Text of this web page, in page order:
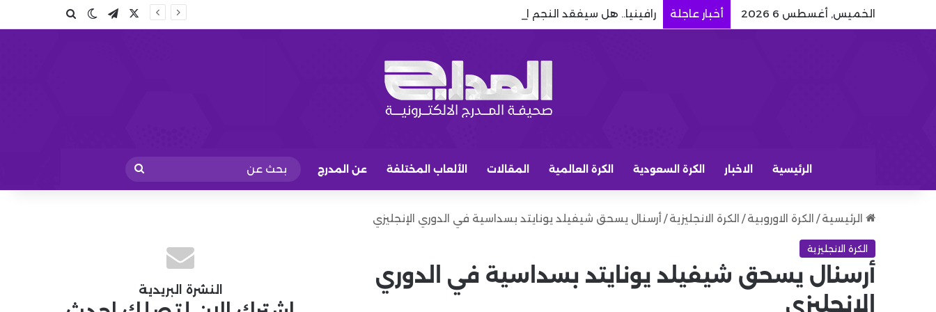
الخميس, أغسطس 6 2026 أخبار عاجلة رافينيا.. هل سيفقد النجم البرازيلي مكانه الأساسي بعد صفقات برشلونة؟ تيلقرامالوضع المظلم
بحث عن
الرئيسية الاخبار الكرة السعودية الكرة العالمية المقالات الألعاب المختلفة عن المدرج
بحث
عن
الرئيسية / الكرة الاوروبية / الكرة الانجليزية /أرسنال يسحق شيفيلد يونايتد بسداسية في الدوري الإنجليزي
الكرة الانجليزية
أرسنال يسحق شيفيلد يونايتد بسداسية في الدوري
الإنجليزي
النشرة البريدية